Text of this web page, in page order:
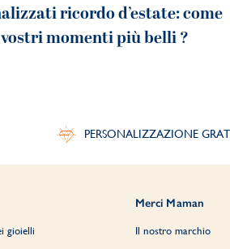
ricordo d’estate: come
momenti più belli ?
PERSONALIZZAZIONE
gioielli
Merci Maman
Il nostro marchio